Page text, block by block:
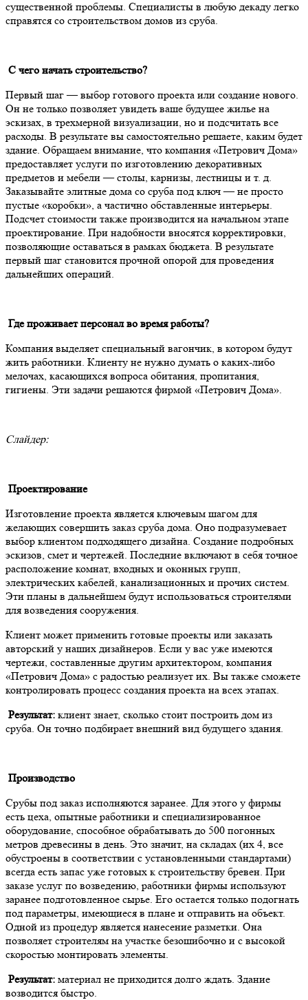
существенной проблемы. Специалисты в любую декаду легко
справятся со строительством домов из сруба.
С чего начать строительство?
Первый шаг — выбор готового проекта или создание нового.
Он не только позволяет увидеть ваше будущее жилье на
эскизах, в трехмерной визуализации, но и подсчитать все
расходы. В результате вы самостоятельно решаете, каким будет
здание. Обращаем внимание, что компания «Петрович Дома»
предоставляет услуги по изготовлению декоративных
предметов и мебели — столы, карнизы, лестницы и т. д.
Заказывайте элитные дома со сруба под ключ — не просто
пустые «коробки», а частично обставленные интерьеры.
Подсчет стоимости также производится на начальном этапе
проектирование. При надобности вносятся корректировки,
позволяющие оставаться в рамках бюджета. В результате
первый шаг становится прочной опорой для проведения
дальнейших операций.
Где проживает персонал во время работы?
Компания выделяет специальный вагончик, в котором будут
жить работники. Клиенту не нужно думать о каких-либо
мелочах, касающихся вопроса обитания, пропитания,
гигиены. Эти задачи решаются фирмой «Петрович Дома».
Слайдер:
Проектирование
Изготовление проекта является ключевым шагом для
желающих совершить заказ сруба дома. Оно подразумевает
выбор клиентом подходящего дизайна. Создание подробных
эскизов, смет и чертежей. Последние включают в себя точное
расположение комнат, входных и оконных групп,
электрических кабелей, канализационных и прочих систем.
Эти планы в дальнейшем будут использоваться строителями
для возведения сооружения.
Клиент может применить готовые проекты или заказать
авторский у наших дизайнеров. Если у вас уже имеются
чертежи, составленные другим архитектором, компания
«Петрович Дома» с радостью реализует их. Вы также сможете
контролировать процесс создания проекта на всех этапах.
Результат: клиент знает, сколько стоит построить дом из
сруба. Он точно подбирает внешний вид будущего здания.
Производство
Срубы под заказ исполняются заранее. Для этого у фирмы
есть цеха, опытные работники и специализированное
оборудование, способное обрабатывать до 500 погонных
метров древесины в день. Это значит, на складах (их 4, все
обустроены в соответствии с установленными стандартами)
всегда есть запас уже готовых к строительству бревен. При
заказе услуг по возведению, работники фирмы используют
заранее подготовленное сырье. Его остается только подогнать
под параметры, имеющиеся в плане и отправить на объект.
Одной из процедур является нанесение разметки. Она
позволяет строителям на участке безошибочно и с высокой
скоростью монтировать элементы.
Результат: материал не приходится долго ждать. Здание
возводится быстро.